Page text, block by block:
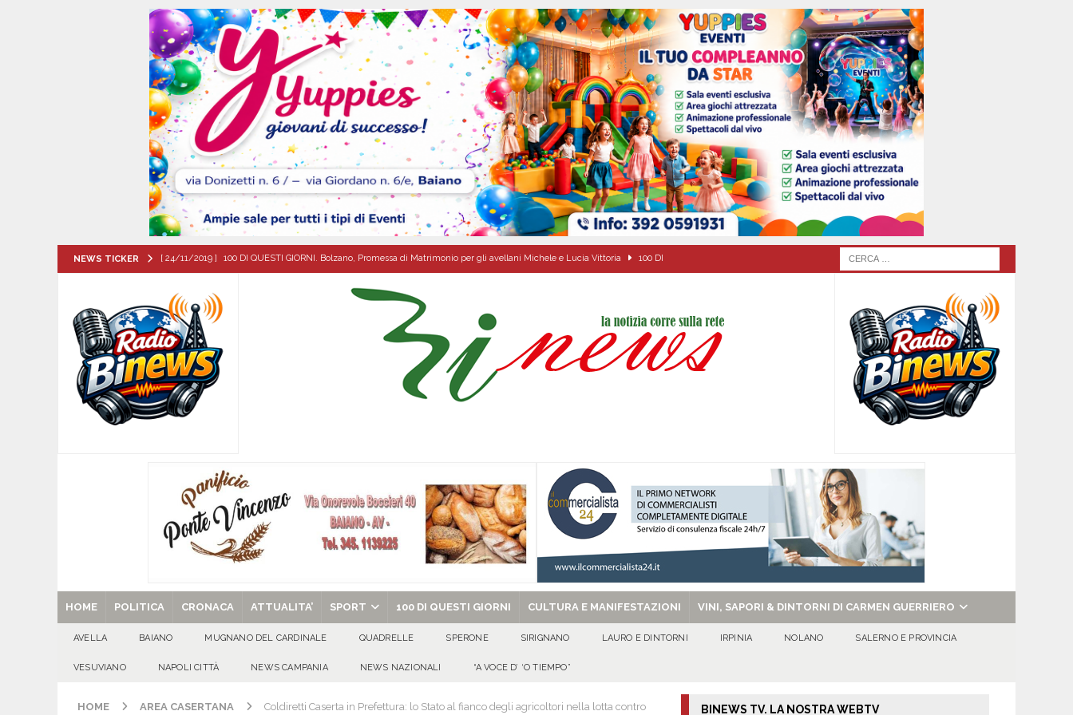
NEWS TICKER [ 24/11/2019 ] 100 DI QUESTI GIORNI. Bolzano, Promessa di Matrimonio per gli avellani Michele e Lucia Vittoria 100 DI
[ 08/08/2026 ] Il futuro dei giovani del Sud, la sfida parte anche dall’Irpinia: nuovo incarico per Gerardo Gonnella
ATTUALITA'
[ 07/08/2026 ] Visciano celebra Padre Arturo D’Onofrio: due giorni di fede nel ricordo del fondatore CULTURA E
MANIFESTAZIONI
[ 07/08/2026 ]
[ 07/08/2026 ] Emergenza cinghiali: nasce il Tavolo tecnico permanente della Regione Campania EVIDENZA
[ 07/08/2026 ] 8 agosto, anniversario della tragedia di Marcinelle. Pmi International: “La sicurezza sul lavoro deve diventare
una cultura collettiva. Nessuna crescita economica può prescindere dalla tutela della vita umana” CULTURA E
MANIFESTAZIONI
SANT’Oggi. Venerdì 29 agosto la chiesa celebra il Martirio di san Giovanni Battista e santa Sabina EVIDENZA
HOME POLITICA CRONACA ATTUALITA’ SPORT 100 DI QUESTI GIORNI CULTURA E MANIFESTAZIONI VINI, SAPORI & DINTORNI DI CARMEN GUERRIERO
AVELLA BAIANO MUGNANO DEL CARDINALE QUADRELLE SPERONE SIRIGNANO LAURO E DINTORNI IRPINIA NOLANO SALERNO E PROVINCIA
VESUVIANO NAPOLI CITTÀ NEWS CAMPANIA NEWS NAZIONALI “A VOCE D’ ‘O TIEMPO”
HOME AREA CASERTANA Coldiretti Caserta in Prefettura: lo Stato al fianco degli agricoltori nella lotta contro BINEWS TV. LA NOSTRA WEBTV